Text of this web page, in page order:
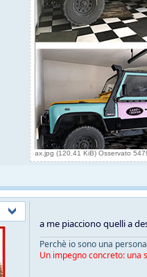
ax.jpg (120.41 KiB) Osservato
a me piacciono quelli a
Perchè io sono una
Un impegno concreto: una